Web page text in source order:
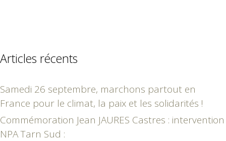
Articles récents
Samedi 26 septembre, marchons partout en
France pour le climat, la paix et les solidarités !
Commémoration Jean JAURES Castres : intervention
NPA Tarn Sud :